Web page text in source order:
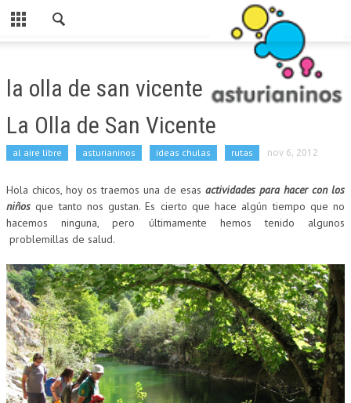
Cerrar
CATEGORIAS
PARA ESTE FINDE
ASTURIANINOS
RUTAS
AL AIRE LIBRE
SI LLUEVE
PARA COMER
LUDOTECAS
CUMPLEAÑOS
MUSEOS
la olla de san vicente
La Olla de San Vicente
al aire libre asturianinos ideas chulas rutas nov 6, 2012
Hola chicos, hoy os traemos una de esas actividades para hacer con los
niños que tanto nos gustan. Es cierto que hace algún tiempo que no
hacemos ninguna, pero últimamente hemos tenido algunos
problemillas de salud.